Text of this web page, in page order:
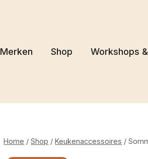
Merken Shop Workshops
Home / Shop / Keukenaccessoires /